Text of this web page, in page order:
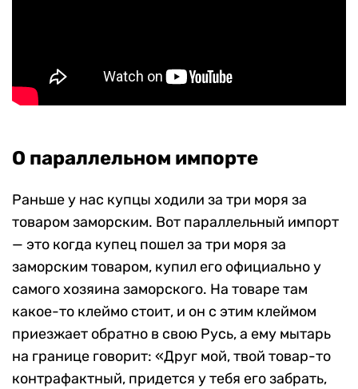
О параллельном импорте
Раньше у нас купцы ходили за три моря за
товаром заморским. Вот параллельный импорт
— это когда купец пошел за три моря за
заморским товаром, купил его официально у
самого хозяина заморского. На товаре там
какое-то клеймо стоит, и он с этим клеймом
приезжает обратно в свою Русь, а ему мытарь
на границе говорит: «Друг мой, твой товар-то
контрафактный, придется у тебя его забрать,